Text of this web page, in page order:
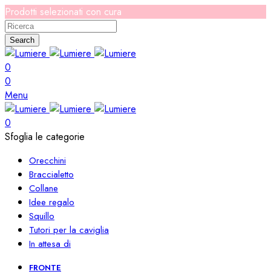
Prodotti selezionati con cura
Search
0
0
Menu
0
Sfoglia le categorie
Orecchini
Braccialetto
Collane
Idee regalo
Squillo
Tutori per la caviglia
In attesa di
FRONTE